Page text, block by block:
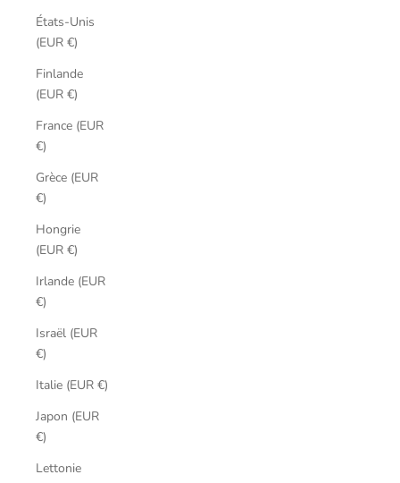
États-Unis
(EUR €)
Finlande
(EUR €)
France (EUR
€)
Grèce (EUR
€)
Hongrie
(EUR €)
Irlande (EUR
€)
Israël (EUR
€)
Italie (EUR €)
Japon (EUR
€)
Lettonie